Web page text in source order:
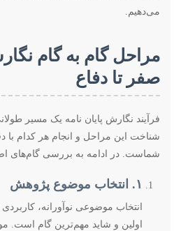
می‌دهیم.
مراحل گام به گام
صفر تا دفاع
فرآیند نگارش پایان نامه یک مسیر
شناخت این مراحل و انجام هر کدام با
شماست. در ادامه به بررسی گام‌های
۱. انتخاب موضوع پژوهش
انتخاب موضوعی نوآورانه،
اولین و شاید مهم‌ترین گام است.